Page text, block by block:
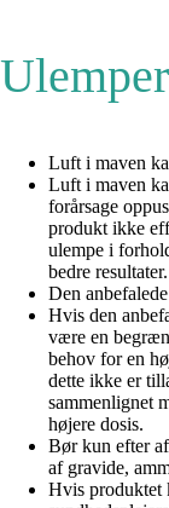
Ulemper
Luft i maven
Luft i maven
forårsage
produkt ikke
ulempe i
bedre resultater.
Den
Hvis den
være en
behov for en
dette ikke er
sammenlignet
højere dosis.
Bør kun efter
af gravide,
Hvis produktet